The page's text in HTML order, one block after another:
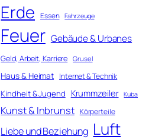
Erde Essen Fahrzeuge
Feuer Gebäude & Urbanes
Geld, Arbeit, Karriere Grusel
Haus & Heimat Internet & Technik
Kindheit & Jugend Krummzeiler Kuba
Kunst & Inbrunst Körperteile
Liebe und Beziehung Luft